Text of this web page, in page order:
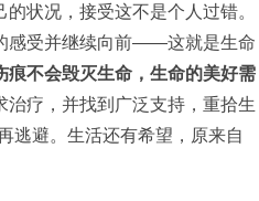
状况，接受这不是个人过错。
感受并继续向前——这就是生命
痕不会毁灭生命，生命的美好需
治疗，并找到广泛支持，重拾生
逃避。生活还有希望，原来自